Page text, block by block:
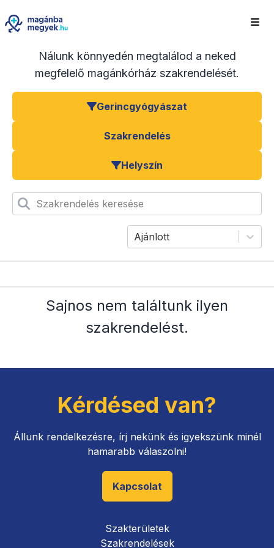
Nálunk könnyedén megtalálod a neked
megfelelő magánkórház szakrendelését.
Gerincgyógyászat
Szakrendelés
Helyszín
Szakrendelés keresése
Ajánlott
Sajnos nem találtunk ilyen
szakrendelést.
Kérdésed van?
Állunk rendelkezésre, írj nekünk és igyekszünk minél
hamarabb válaszolni!
Kapcsolat
Szakterületek
Szakrendelések